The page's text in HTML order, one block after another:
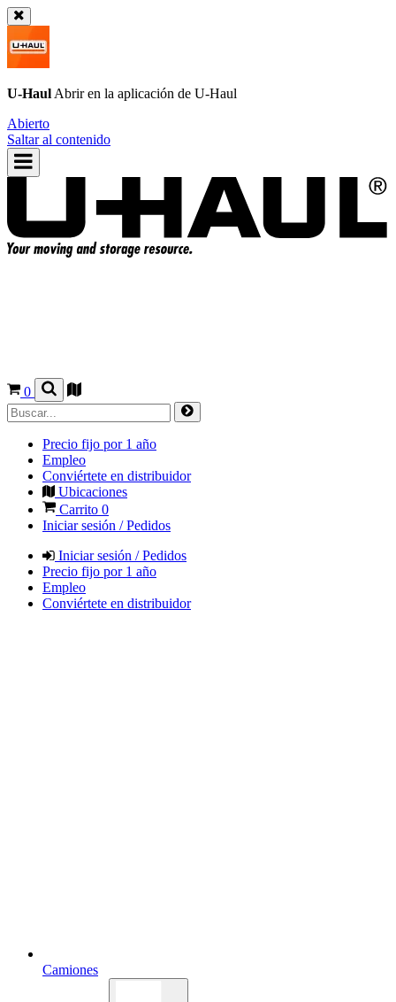
U-Haul Abrir en la aplicación de U-Haul
Abierto
Saltar al contenido
0
Precio fijo por 1 año
Empleo
Conviértete en distribuidor
Ubicaciones
Carrito 0
Iniciar sesión / Pedidos
Iniciar sesión / Pedidos
Precio fijo por 1 año
Empleo
Conviértete en distribuidor
Camiones